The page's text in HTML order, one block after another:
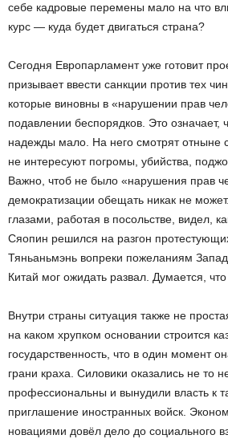
себе кадровые перемены мало на что
курс — куда будет двигаться страна?
Сегодня Европарламент уже готовит
призывает ввести санкции против тех
которые виновны в «нарушении прав
подавлении беспорядков. Это означает,
надежды мало. На него смотрят отныне
не интересуют погромы, убийства,
Важно, чтоб не было «нарушения прав
демократизации обещать никак не
глазами, работая в посольстве, видел,
Сяопин решился на разгон
Тяньаньмэнь вопреки пожеланиям
Китай мог ожидать развал. Думается, что
Внутри страны ситуация также не
на каком хрупком основании строится
государственность, что в один момент
грани краха. Силовики оказались не то
профессиональны и вынудили власть к
приглашение иностранных войск.
новациями довёл дело до социального